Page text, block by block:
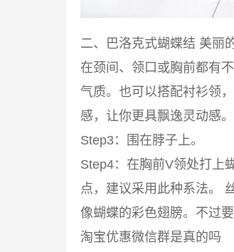
二、巴洛克式蝴蝶结 美丽
在颈间、领口或胸前都有
气质。也可以搭配衬衫领
感，让你更具飘逸灵动感
Step3：围在脖子上。
Step4：在胸前V领处打上
点，建议采用此种系法。
像蝴蝶的彩色翅膀。不过要
淘宝优惠微信群是真的吗